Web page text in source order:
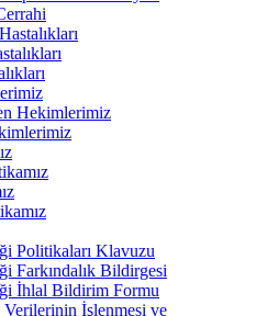
Hekimlerimiz
Politikaları Klavuzu
Farkındalık Bildirgesi
İhlal Bildirim Formu
Verilerinin İşlenmesi ve